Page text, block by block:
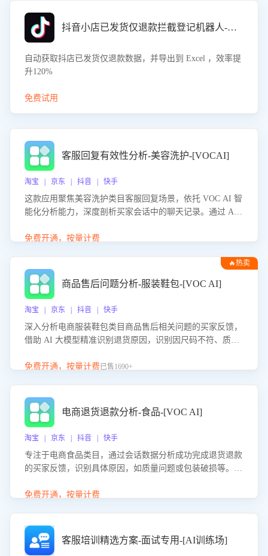
抖音小店已发货仅退款拦截登记机器人-八爪鱼
自动获取抖店已发货仅退款数据，并导出到 Excel ，效率提
升120%
免费试用
客服回复有效性分析-美容洗护-[VOCAI]
淘宝 | 京东 | 抖音 | 快手
这款应用聚焦美容洗护类目客服回复场景，依托 VOC AI 智
能化分析能力，深度剖析买家会话中的聊天记录。通过 AI
答的有效性与完整性，输出针对性改进策略，助力商家快速
免费开通，按量计费
🔥热卖
商品售后问题分析-服装鞋包-[VOC AI]
淘宝 | 京东 | 抖音 | 快手
深入分析电商服装鞋包类目商品售后相关问题的买家反馈，
借助 AI 大模型精准识别退货原因，识别因尺码不符、质量
议，助力商家优化产品或服务，实现销售额的显著提升。
免费开通，按量计费已售1690+
电商退货退款分析-食品-[VOC AI]
淘宝 | 京东 | 抖音 | 快手
专注于电商食品类目，通过会话数据分析成功完成退货退款
的买家反馈，识别具体原因，如质量问题或包装破损等。结
商家降低退款率，提升售后效率。
免费开通，按量计费
客服培训精选方案-面试专用-[AI训练场]